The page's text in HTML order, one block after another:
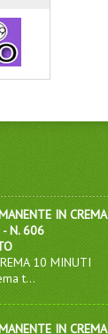
IN CREMA
N. 606
10 MINUTI
t...
IN CREMA